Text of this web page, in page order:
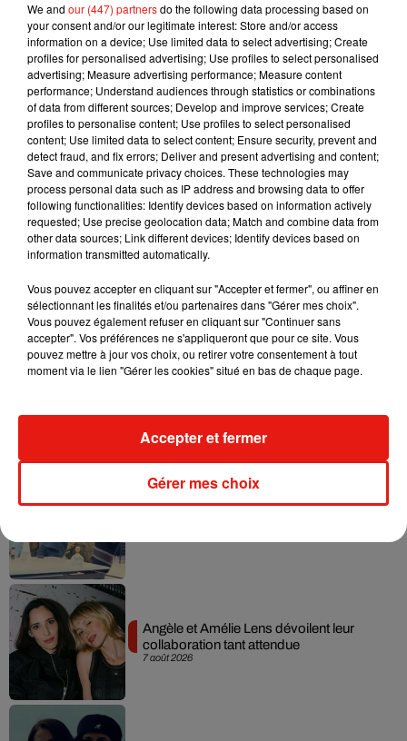
son corps inanimé dans un torrent.
(Avec AFP)
Musique
7 août 2026
Julien Lieb s’essaye à la vie de chatelain
dans son nouveau clip
7 août 2026
Tayc et Didi B dévoilent le single le plus
7 août 2026
Angèle et Amélie Lens dévoilent leur
collaboration tant attendue
We and our (447) partnersdo the following data processing based on
your consent and/or our legitimate interest: Store and/or access
information on a device; Use limited data to select advertising; Create
profiles for personalised advertising; Use profiles to select personalised
advertising; Measure advertising performance; Measure content
performance; Understand audiences through statistics or combinations
of data from different sources; Develop and improve services; Create
profiles to personalise content; Use profiles to select personalised
content; Use limited data to select content; Ensure security, prevent and
detect fraud, and fix errors; Deliver and present advertising and content;
Save and communicate privacy choices. These technologies may
process personal data such as IP address and browsing data to offer
following functionalities: Identify devices based on information actively
requested; Use precise geolocation data; Match and combine data from
other data sources; Link different devices; Identify devices based on
information transmitted automatically.
Vous pouvez accepter en cliquant sur "Accepter et fermer", ou affiner en
sélectionnant les finalités et/ou partenaires dans "Gérer mes choix".
Vous pouvez également refuser en cliquant sur "Continuer sans
accepter". Vos préférences ne s'appliqueront que pour ce site. Vous
pouvez mettre à jour vos choix, ou retirer votre consentement à tout
moment via le lien "Gérer les cookies" situé en bas de chaque page.
Gérer mes choix
Accepter et fermer